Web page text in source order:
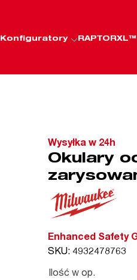
Konfiguratory RAPTORXL™
Wysyłka w 24h
Okulary
Enhanced Safety
SKU: 4932478763
Ilość w op.